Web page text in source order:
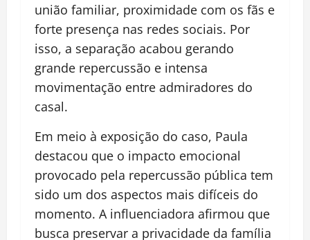
união familiar, proximidade com os fãs e
forte presença nas redes sociais. Por
isso, a separação acabou gerando
grande repercussão e intensa
movimentação entre admiradores do
casal.
Em meio à exposição do caso, Paula
destacou que o impacto emocional
provocado pela repercussão pública tem
sido um dos aspectos mais difíceis do
momento. A influenciadora afirmou que
busca preservar a privacidade da família